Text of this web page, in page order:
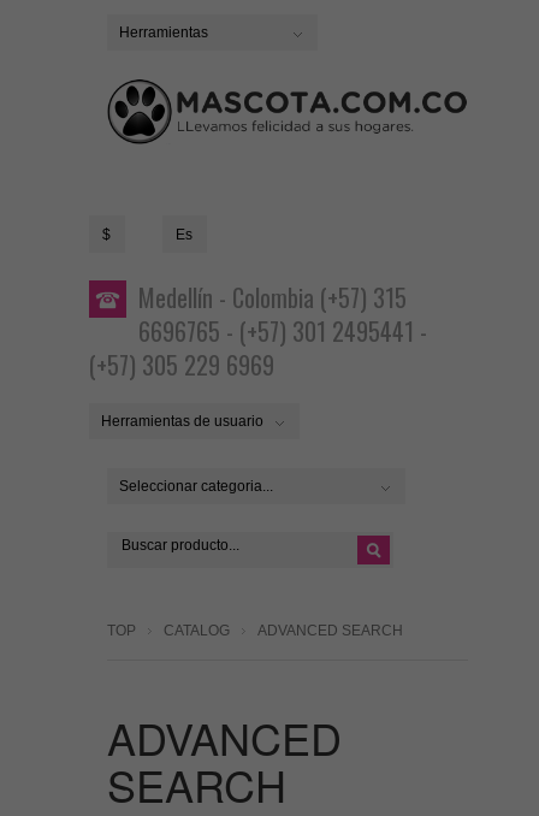
Herramientas
$ Es
Medellín - Colombia (+57) 315
6696765 - (+57) 301 2495441 -
(+57) 305 229 6969
Herramientas de usuario
Seleccionar categoria...
TOP CATALOG ADVANCED SEARCH
ADVANCED
SEARCH